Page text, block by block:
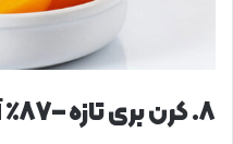
۸. کرن بری تازه – ۸۷٪ آب: